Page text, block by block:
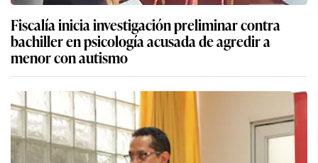
Fiscalía inicia investigación preliminar contra
bachiller en psicología acusada de agredir a
menor con autismo